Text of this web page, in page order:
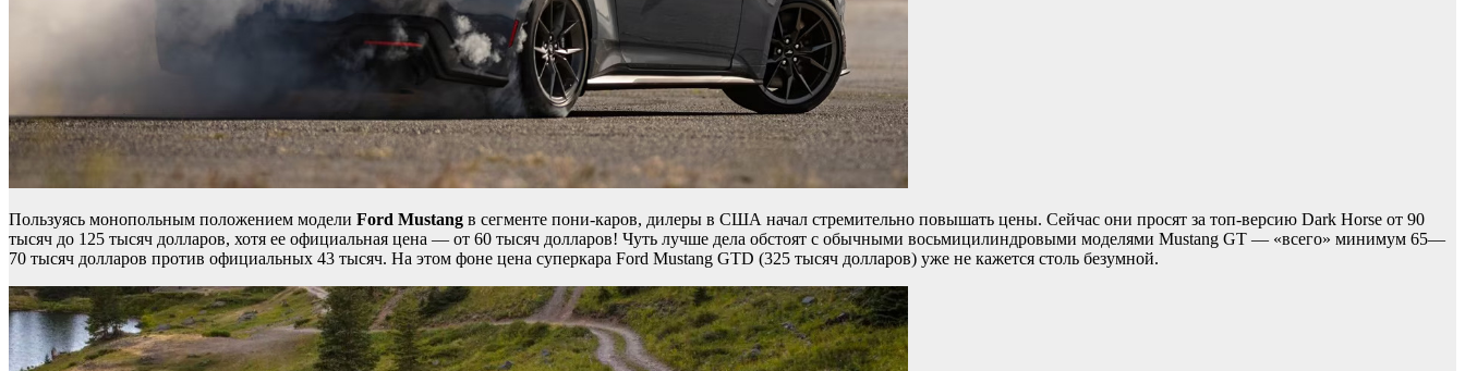
Пользуясь монопольным положением модели Ford Mustang в сегменте пони-каров, дилеры в США начал стремительно повышать цены. Сейчас они просят за топ-версию Dark Horse от 90
тысяч до 125 тысяч долларов, хотя ее официальная цена — от 60 тысяч долларов! Чуть лучше дела обстоят с обычными восьмицилиндровыми моделями Mustang GT — «всего» минимум 65—
70 тысяч долларов против официальных 43 тысяч. На этом фоне цена суперкара Ford Mustang GTD (325 тысяч долларов) уже не кажется столь безумной.